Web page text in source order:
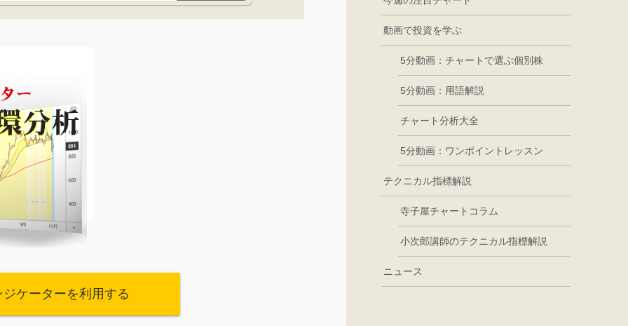
ケーターを利用する
動画で投資を学ぶ
5分動画：チャートで選ぶ個別株
5分動画：用語解説
チャート分析大全
5分動画：ワンポイントレッスン
テクニカル指標解説
寺子屋チャートコラム
小次郎講師のテクニカル指標解説
ニュース